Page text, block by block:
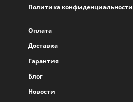
Политика конфиденциальности
Оплата
Доставка
Гарантия
Блог
Новости